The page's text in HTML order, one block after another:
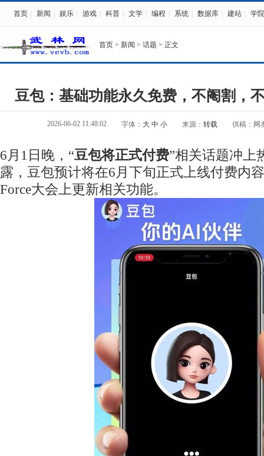
首页 新闻 娱乐 游戏 科普 文学 编程 系统 数据库 建站 学院
首页 > 新闻 > 话题 > 正文
豆包：基础功能永久免费，不阉割，
2026-06-02 11:48:02 字体： 大 中 小 来源： 转载 供稿：网
6月1日晚，“豆包将正式付费”相关话题冲上
露，豆包预计将在6月下旬正式上线付费内
Force大会上更新相关功能。